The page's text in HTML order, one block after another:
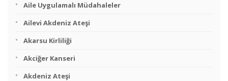
Aile Uygulamalı Müdahaleler
Ailevi Akdeniz Ateşi
Akarsu Kirliliği
Akciğer Kanseri
Akdeniz Ateşi